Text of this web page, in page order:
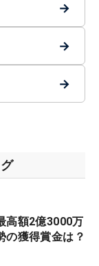
→
→
→
高額2億3000万
獲得賞金は？